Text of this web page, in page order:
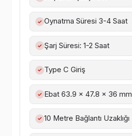
✓ Oynatma Süresi 3-4 Saat
✓ Şarj Süresi: 1-2 Saat
✓ Type C Giriş
✓ Ebat 63.9 x 47.8 x 36 mm
✓ 10 Metre Bağlantı Uzaklığı